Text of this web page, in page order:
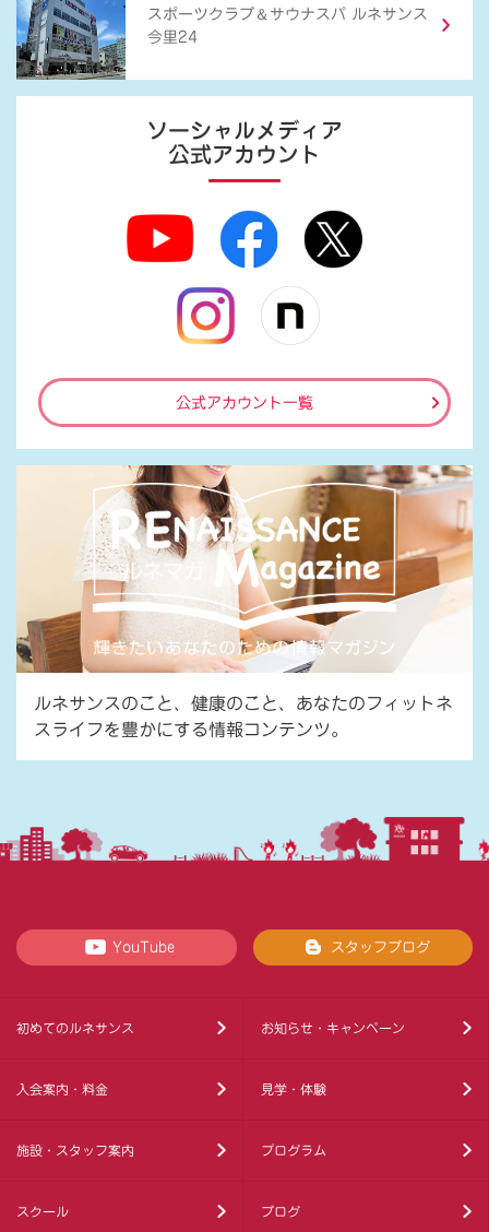
スポーツクラブ ＆ サウナスパ ルネサンス
今里24
ソーシャルメディア
公式アカウント
公式アカウント一覧
ルネサンスのこと、健康のこと、あなたのフィットネ
スライフを豊かにする情報コンテンツ。
YouTube スタッフブログ
初めてのルネサンス お知らせ・キャンペーン
入会案内・料金 見学・体験
施設・スタッフ案内 プログラム
スクール ブログ